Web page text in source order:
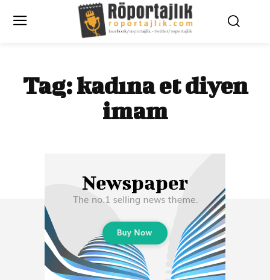
Tag:kadına et diyen
imam